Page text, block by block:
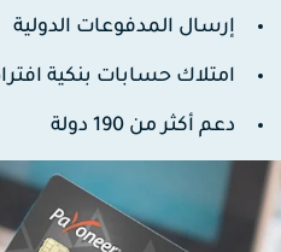
إرسال المدفوعات الدولية
امتلاك حسابات بنكية
دعم أكثر من 190 دولة